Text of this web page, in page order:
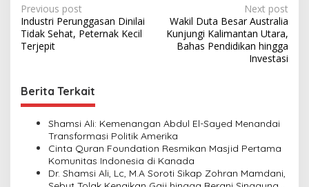
P
o
s
n
a
Previous post
Industri Perunggasan Dinilai
Tidak Sehat, Peternak Kecil
Terjepit
Next post
Wakil Duta Besar Australia
Kunjungi Kalimantan Utara,
Bahas Pendidikan hingga
Investasi
Berita Terkait
Shamsi Ali: Kemenangan Abdul El-Sayed Menandai
Transformasi Politik Amerika
Cinta Quran Foundation Resmikan Masjid Pertama
Komunitas Indonesia di Kanada
Dr. Shamsi Ali, Lc, M.A Soroti Sikap Zohran Mamdani,